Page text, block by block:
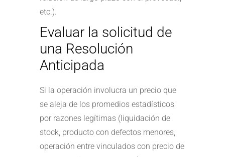
etc.).
Evaluar la solicitud de
una Resolución
Anticipada
Si la operación involucra un precio que
se aleja de los promedios estadísticos
por razones legítimas (liquidación de
stock, producto con defectos menores,
operación entre vinculados con precio de